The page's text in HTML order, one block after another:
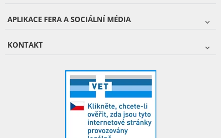
APLIKACE FERA A SOCIÁLNÍ MÉDIA
KONTAKT